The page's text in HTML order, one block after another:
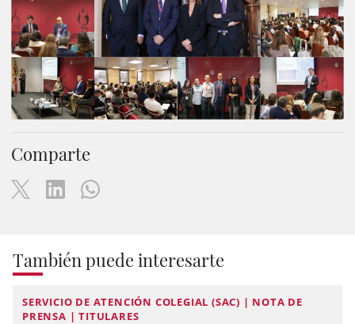
Comparte
También puede interesarte
SERVICIO DE ATENCIÓN COLEGIAL (SAC) | NOTA DE
PRENSA | TITULARES